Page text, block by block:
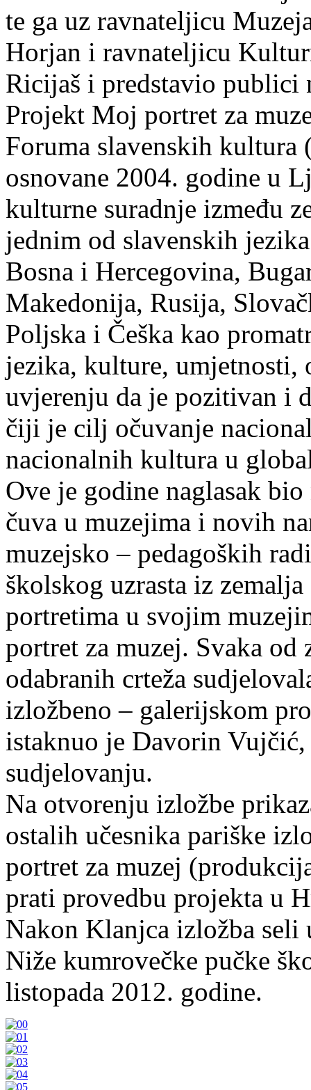
te ga uz ravnateljicu
Horjan i ravnateljicu
Ricijaš i predstavio publici
Projekt Moj portret za
Foruma slavenskih kultura
osnovane 2004. godine u
kulturne suradnje između
jednim od slavenskih
Bosna i Hercegovina,
Makedonija, Rusija,
Poljska i Češka kao
jezika, kulture, umjetnosti,
uvjerenju da je pozitivan i
čiji je cilj očuvanje
nacionalnih kultura u
Ove je godine naglasak
čuva u muzejima i novih
muzejsko – pedagoških
školskog uzrasta iz
portretima u svojim
portret za muzej. Svaka od
odabranih crteža
izložbeno – galerijskom
istaknuo je Davorin
sudjelovanju.
Na otvorenju izložbe
ostalih učesnika pariške
portret za muzej
prati provedbu projekta u
Nakon Klanjca izložba seli
Niže kumrovečke pučke
listopada 2012. godine.